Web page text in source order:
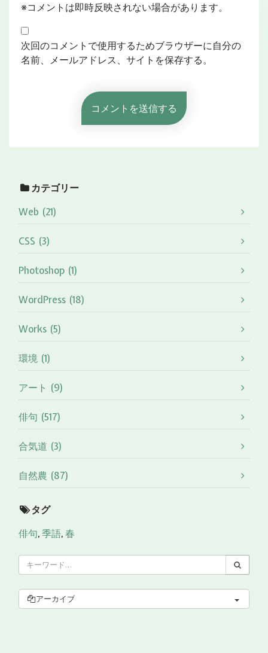
※コメントは即時反映されない場合があります。
次回のコメントで使用するためブラウザーに自分の
名前、メールアドレス、サイトを保存する。
カテゴリー
Web (21)
CSS (3)
Photoshop (1)
WordPress (18)
Works (5)
環境 (1)
アート (9)
俳句 (517)
合気道 (3)
自然農 (87)
タグ
俳句,季語,春
アーカイブ